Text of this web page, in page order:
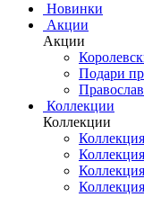
Новинки
Акции
Акции
Подари
Коллекции
Коллекции